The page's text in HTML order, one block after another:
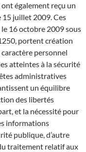
également reçu un
15 juillet 2009. Ces
16 octobre 2009 sous
portent création
personnel
atteintes à la sécurité
administratives
un équilibre
des libertés
et la nécessité pour
informations
publique, d’autre
traitement relatif aux